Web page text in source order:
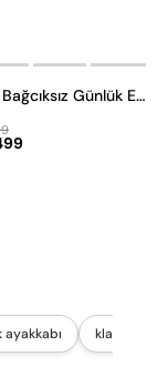
Spaz Bordo Bağcıksız Günlük Erkek Ayakkabı
klasik